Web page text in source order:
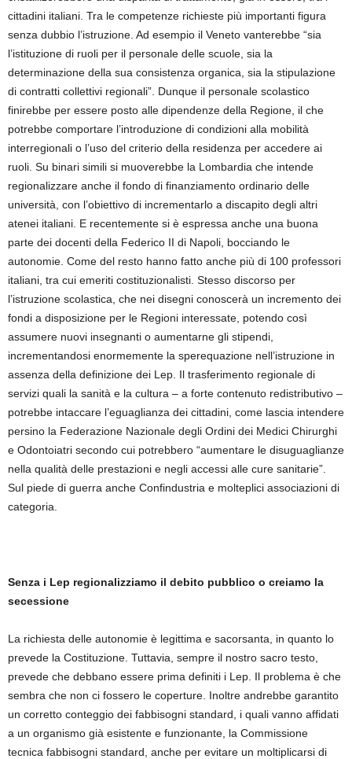
cittadini italiani. Tra le competenze richieste più importanti figura
senza dubbio l’istruzione. Ad esempio il Veneto vanterebbe “sia
l’istituzione di ruoli per il personale delle scuole, sia la
determinazione della sua consistenza organica, sia la stipulazione
di contratti collettivi regionali”. Dunque il personale scolastico
finirebbe per essere posto alle dipendenze della Regione, il che
potrebbe comportare l’introduzione di condizioni alla mobilità
interregionali o l’uso del criterio della residenza per accedere ai
ruoli. Su binari simili si muoverebbe la Lombardia che intende
regionalizzare anche il fondo di finanziamento ordinario delle
università, con l’obiettivo di incrementarlo a discapito degli altri
atenei italiani. E recentemente si è espressa anche una buona
parte dei docenti della Federico II di Napoli, bocciando le
autonomie. Come del resto hanno fatto anche più di 100 professori
italiani, tra cui emeriti costituzionalisti. Stesso discorso per
l’istruzione scolastica, che nei disegni conoscerà un incremento dei
fondi a disposizione per le Regioni interessate, potendo così
assumere nuovi insegnanti o aumentarne gli stipendi,
incrementandosi enormemente la sperequazione nell’istruzione in
assenza della definizione dei Lep. Il trasferimento regionale di
servizi quali la sanità e la cultura – a forte contenuto redistributivo –
potrebbe intaccare l’eguaglianza dei cittadini, come lascia intendere
persino la Federazione Nazionale degli Ordini dei Medici Chirurghi
e Odontoiatri secondo cui potrebbero “aumentare le disuguaglianze
nella qualità delle prestazioni e negli accessi alle cure sanitarie”.
Sul piede di guerra anche Confindustria e molteplici associazioni di
categoria.
Senza i Lep regionalizziamo il debito pubblico o creiamo la
secessione
La richiesta delle autonomie è legittima e sacorsanta, in quanto lo
prevede la Costituzione. Tuttavia, sempre il nostro sacro testo,
prevede che debbano essere prima definiti i Lep. Il problema è che
sembra che non ci fossero le coperture. Inoltre andrebbe garantito
un corretto conteggio dei fabbisogni standard, i quali vanno affidati
a un organismo già esistente e funzionante, la Commissione
tecnica fabbisogni standard, anche per evitare un moltiplicarsi di